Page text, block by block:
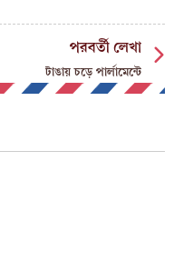
পরবর্তী লেখা
টাঙায় চড়ে পার্লামেন্টে